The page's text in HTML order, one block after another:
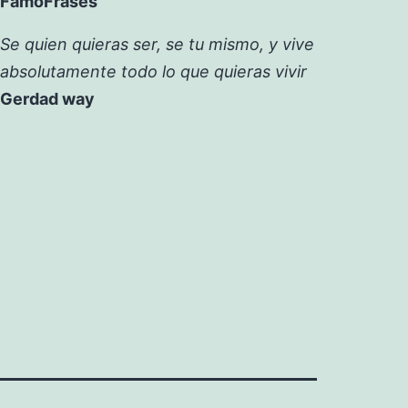
Se quien quieras ser, se tu mismo, y vive
absolutamente todo lo que quieras vivir
Gerdad way